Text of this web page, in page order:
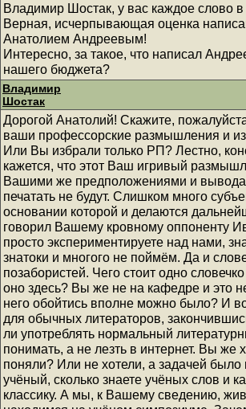
Владимир Шостак, у вас каждое слово в
Верная, исчерпывающая оценка
Анатолием Андреевым!
Интересно, за такое, что написал
нашего бюджета?
Владимир
Шостак
Дорогой Анатолий! Скажите,
ваши профессорские размышления и
Или Вы избрали только РП? Лестно,
кажется, что этот Ваш игривый
Вашими же предположениями и
печатать не будут. Слишком много
основании которой и делаются
говорил Вашему кровному оппоненту
просто экспериментируете над нами,
знатоки и многого не поймём. Да и
позабористей. Чего стоит одно
оно здесь? Вы же не на кафедре и это
него обойтись вполне можно было? И
для обычных литераторов,
ли употреблять нормальный
понимать, а не лезть в интернет. Вы же
поняли? Или не хотели, а задачей было
учёный, сколько знаете учёных слов и
классику. А мы, к Вашему сведению,